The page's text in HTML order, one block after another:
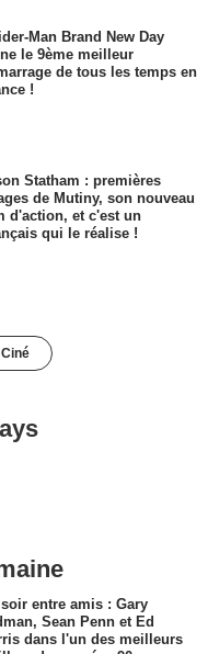
Man Brand New Day
le 9ème meilleur
de tous les temps en
!
Statham : premières
de Mutiny, son nouveau
d'action, et c'est un
qui le réalise !
soir entre amis : Gary
Sean Penn et Ed
dans l'un des meilleurs